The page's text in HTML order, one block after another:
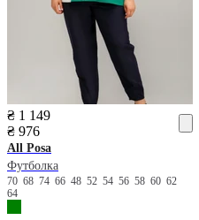
₴ 1 149
₴ 976
All Posa
Футболка
70 68 74 66 48 52 54 56 58 60 62
64